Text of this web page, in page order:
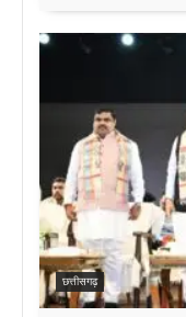
छत्तीसगढ़